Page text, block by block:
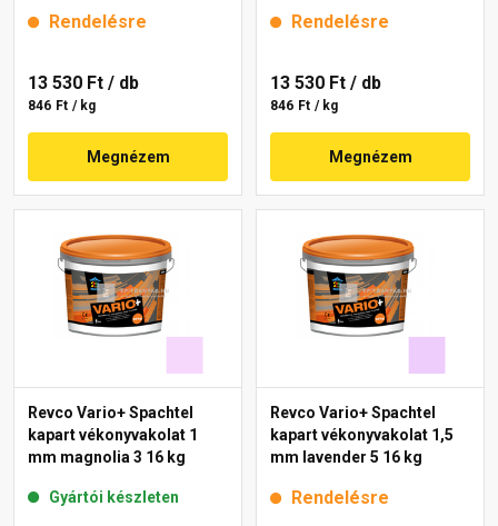
Rendelésre
13 530 Ft / db
846 Ft / kg
Megnézem
Rendelésre
13 530 Ft / db
846 Ft / kg
Megnézem
Revco Vario+ Spachtel
kapart vékonyvakolat 1
mm magnolia 3 16 kg
Gyártói készleten
Revco Vario+ Spachtel
kapart vékonyvakolat 1,5
mm lavender 5 16 kg
Rendelésre